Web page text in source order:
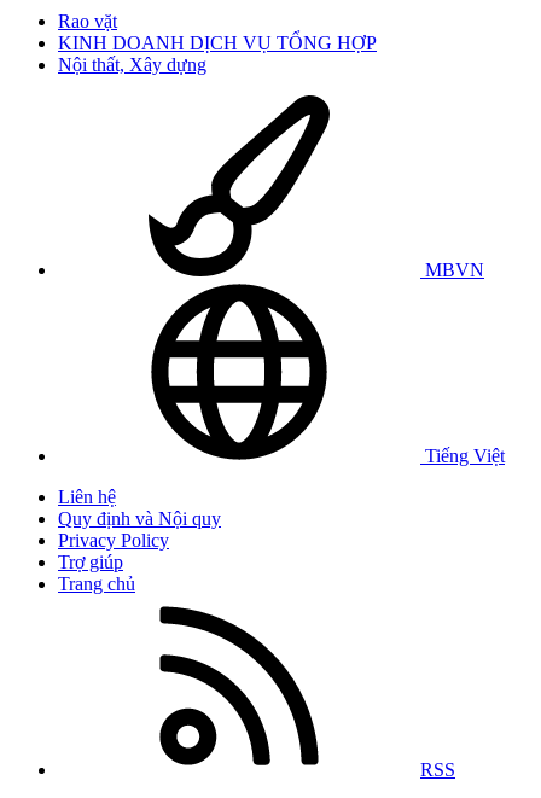
Rao vặt
KINH DOANH DỊCH VỤ TỔNG HỢP
Nội thất, Xây dựng
MBVN
Tiếng Việt
Liên hệ
Quy định và Nội quy
Privacy Policy
Trợ giúp
Trang chủ
RSS